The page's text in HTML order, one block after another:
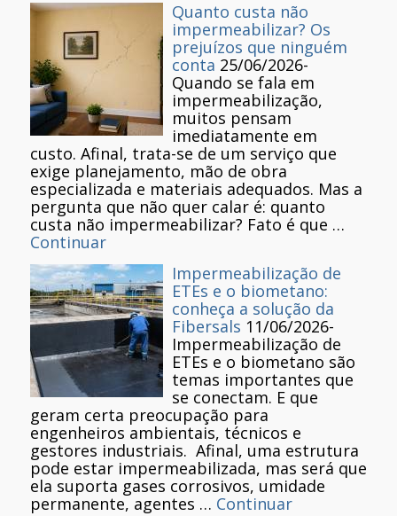
Quanto custa não
impermeabilizar? Os
prejuízos que ninguém
conta 25/06/2026-
Quando se fala em
impermeabilização,
muitos pensam
imediatamente em
custo. Afinal, trata-se de um serviço que
exige planejamento, mão de obra
especializada e materiais adequados. Mas a
pergunta que não quer calar é: quanto
custa não impermeabilizar? Fato é que …
Continuar
Impermeabilização de
ETEs e o biometano:
conheça a solução da
Fibersals 11/06/2026-
Impermeabilização de
ETEs e o biometano são
temas importantes que
se conectam. E que
geram certa preocupação para
engenheiros ambientais, técnicos e
gestores industriais. Afinal, uma estrutura
pode estar impermeabilizada, mas será que
ela suporta gases corrosivos, umidade
permanente, agentes … Continuar